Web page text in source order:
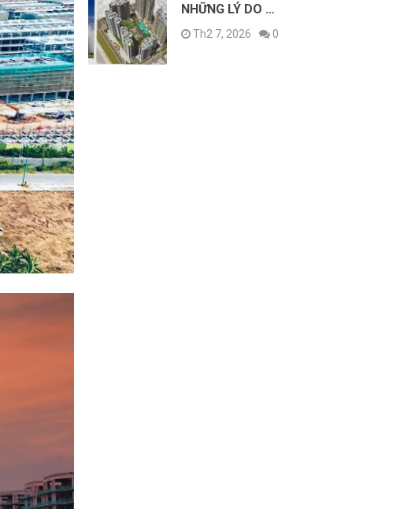
NHỮNG LÝ DO …
Th2 7, 2026 0